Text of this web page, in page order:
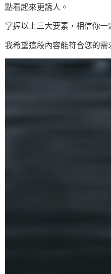
點看起來更誘人。
掌握以上三大要素，相信你
我希望這段內容能符合您的需